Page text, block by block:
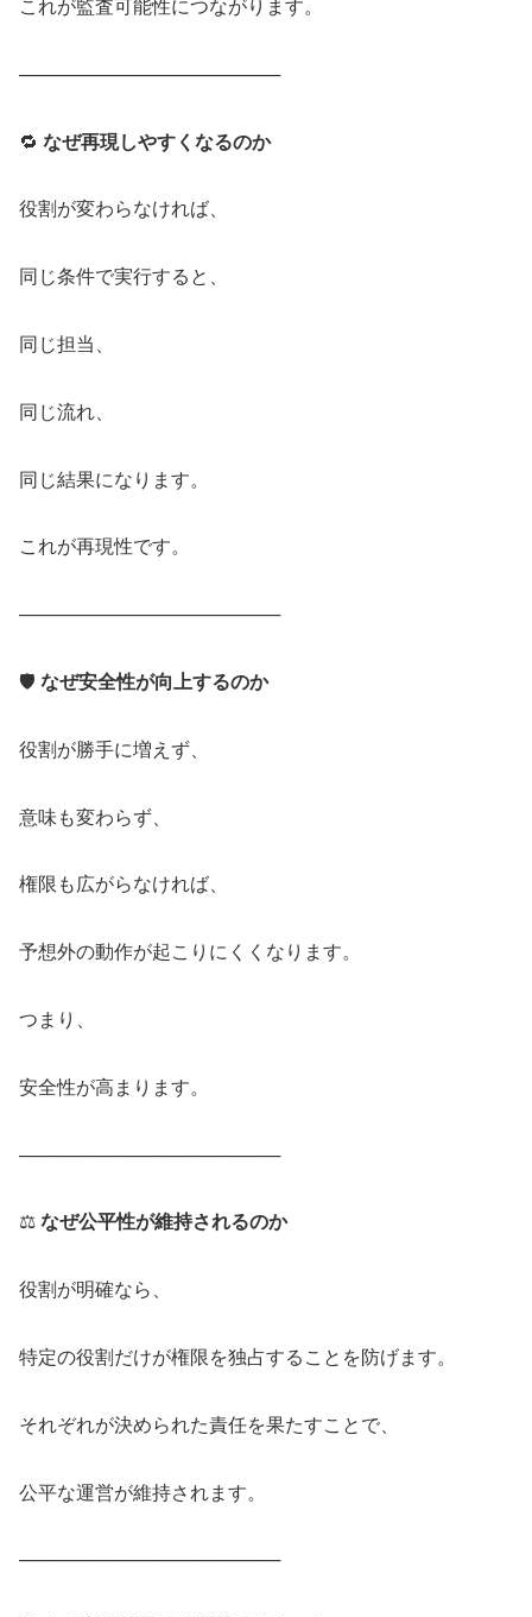
これが監査可能性につながります。
────────────────────
🔁 なぜ再現しやすくなるのか
役割が変わらなければ、
同じ条件で実行すると、
同じ担当、
同じ流れ、
同じ結果になります。
これが再現性です。
────────────────────
🛡️ なぜ安全性が向上するのか
役割が勝手に増えず、
意味も変わらず、
権限も広がらなければ、
予想外の動作が起こりにくくなります。
つまり、
安全性が高まります。
────────────────────
⚖️ なぜ公平性が維持されるのか
役割が明確なら、
特定の役割だけが権限を独占することを防げます。
それぞれが決められた責任を果たすことで、
公平な運営が維持されます。
────────────────────